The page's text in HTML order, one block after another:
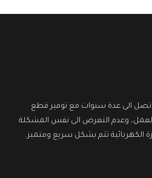
تصل الى عدة سنوات مع توفير قطع
العمل، وعدم التعرض الى نفس المشكلة
الكهربائية تتم بشكل سريع ومتميز.